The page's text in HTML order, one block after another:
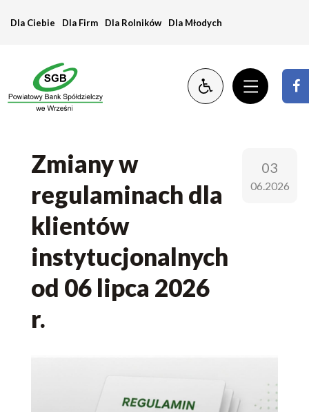
Zmiany
regulaminach
dla
instytucjonalnych
lipca
sierpnia
Dla Ciebie Dla Firm Dla Rolników Dla Młodych
Zmiany w
regulaminach dla
klientów
instytucjonalnych
od 06 lipca 2026
r.
03
06.2026